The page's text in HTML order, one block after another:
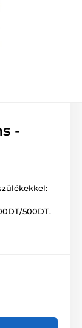
-
500DT.